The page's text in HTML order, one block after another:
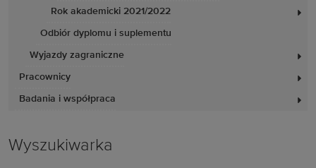
Rok akademicki 2021/2022
Odbiór dyplomu i suplementu
Wyjazdy zagraniczne
Pracownicy
Badania i współpraca
Wyszukiwarka